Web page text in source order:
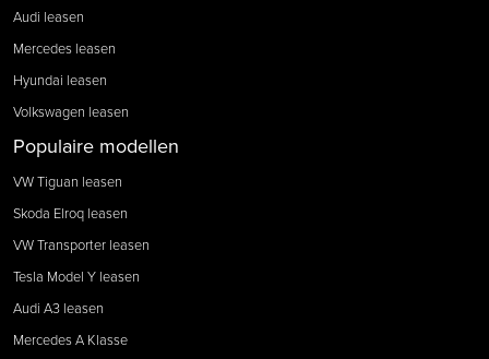
Audi leasen
Mercedes leasen
Hyundai leasen
Volkswagen leasen
Populaire modellen
VW Tiguan leasen
Skoda Elroq leasen
VW Transporter leasen
Tesla Model Y leasen
Audi A3 leasen
Mercedes A Klasse